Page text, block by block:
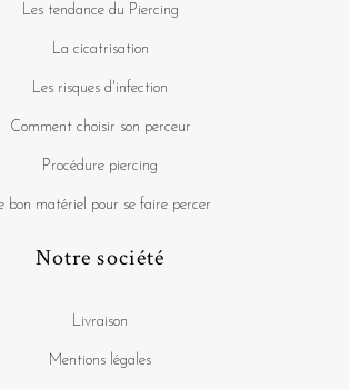
Les tendance du Piercing
La cicatrisation
Les risques d'infection
Comment choisir son perceur
Procédure piercing
bon matériel pour se faire percer
Notre société
Livraison
Mentions légales